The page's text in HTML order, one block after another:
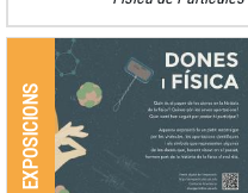
científic, una exposició oral,
una publicació científica,...
EXPOSICIONS